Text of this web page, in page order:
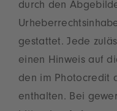
durch den
gestattet. Jede
einen Hinweis auf
den im Photocredit
enthalten. Bei